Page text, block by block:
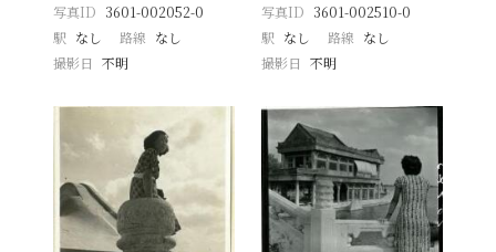
写真ID 3601-002052-0
駅 なし 路線 なし
撮影日
不明
写真ID 3601-002510-0
駅 なし 路線 なし
撮影日 不明